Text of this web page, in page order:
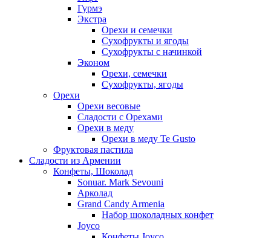
Гурмэ
Экстра
Орехи и семечки
Сухофрукты и ягоды
Сухофрукты с начинкой
Эконом
Орехи, семечки
Сухофрукты, ягоды
Орехи
Орехи весовые
Сладости с Орехами
Орехи в меду
Орехи в меду Te Gusto
Фруктовая пастила
Сладости из Армении
Конфеты, Шоколад
Sonuar. Mark Sevouni
Арколад
Grand Candy Armenia
Набор шоколадных конфет
Joyco